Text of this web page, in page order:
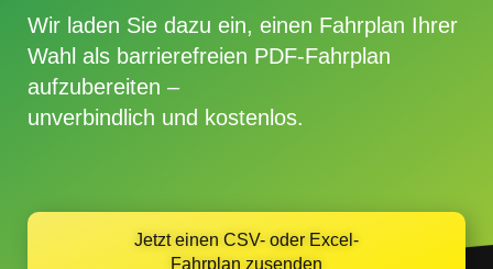
Wir laden Sie dazu ein, einen Fahrplan Ihrer
Wahl als barrierefreien PDF-Fahrplan
aufzubereiten –
unverbindlich und kostenlos.
Jetzt einen CSV- oder Excel-
Fahrplan zusenden